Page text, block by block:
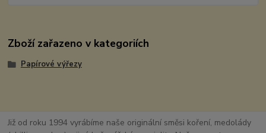
Zboží zařazeno v kategoriích
Papírové výřezy
Již od roku 1994 vyrábíme naše originální směsi koření, medolády